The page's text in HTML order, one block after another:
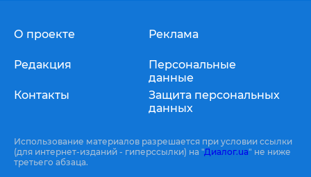
О проекте
Редакция
Контакты
Реклама
Персональные
данные
Защита персональных
данных
Использование материалов разрешается при условии ссылки
(для интернет-изданий - гиперссылки) на "Диалог.ua" не ниже
третьего абзаца.